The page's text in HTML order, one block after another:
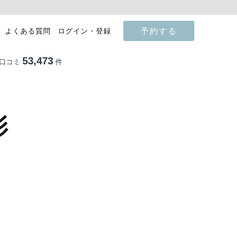
よくある質問 ログイン・登録 予約する
口コミ 53,473件